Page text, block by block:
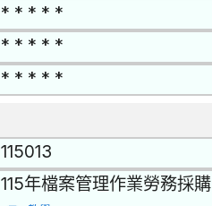
* * * * *
* * * * *
* * * * *
115013
115年檔案管理作業勞務採購